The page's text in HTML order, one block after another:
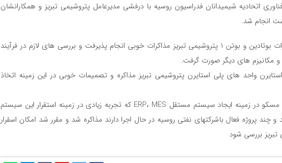
اتحادیه شیمیدانان فدراسیون روسیه با درفشی مدیرعامل پتروشیمی تبریز و همکارانشان
انجام شد.
گفتنی أست در زمینه صادرات بوتادین و بوتن ١ پتروشیمی تبریز مذاکرات خوبی انجام پذیرفت و بررسی های لازم در فرآیند
و مکانیزم های دیگر صورت گرفت.
واحد های پلی استایرن پتروشیمی تبریز مذاکره و تصمیمات خوبی در این زمینه اتخاذ
در کنار نمایشگاه روپلاست مسکو در زمینه ایجاد سیستم مستقل ERP، MES که تجربه زیادی در زمینه استقرار این سیستم
چند پروژه فعال باشرکتهای نفتی روسیه در حال اجرا دارند مذاکره شد و مقرر شد امکان اسقرار
بررسی شود